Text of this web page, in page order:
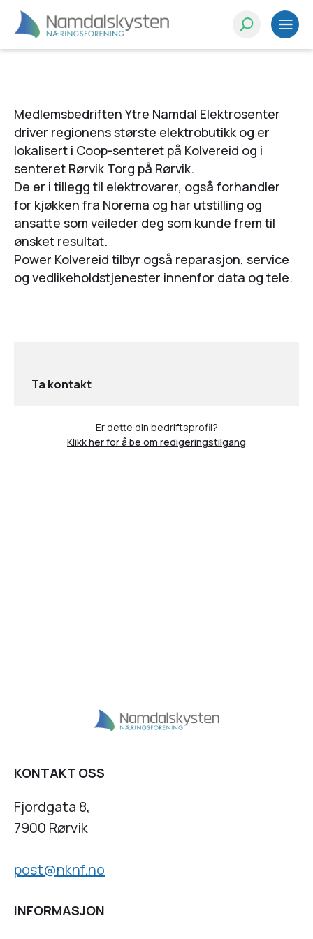
Medlemsbedriften Ytre Namdal Elektrosenter
driver regionens største elektrobutikk og er
lokalisert i Coop-senteret på Kolvereid og i
senteret Rørvik Torg på Rørvik.
De er i tillegg til elektrovarer, også forhandler
for kjøkken fra Norema og har utstilling og
ansatte som veileder deg som kunde frem til
ønsket resultat.
Power Kolvereid tilbyr også reparasjon, service
og vedlikeholdstjenester innenfor data og tele.
Ta kontakt
Er dette din bedriftsprofil?
Klikk her for å be om redigeringstilgang
KONTAKT OSS
Fjordgata 8,
7900 Rørvik
post@nknf.no
INFORMASJON